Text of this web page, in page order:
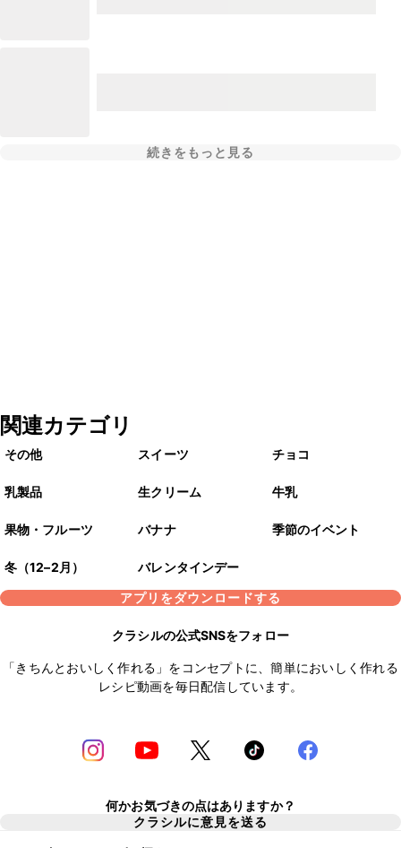
続きをもっと見る
関連カテゴリ
その他 スイーツ チョコ
乳製品 生クリーム 牛乳
果物・フルーツ バナナ 季節のイベント
冬（12–2月）
バレンタインデー
アプリをダウンロードする
クラシルの公式SNSをフォロー
「きちんとおいしく作れる」をコンセプトに、簡単においしく作れる
レシピ動画を毎日配信しています。
何かお気づきの点はありますか？
クラシルに意見を送る